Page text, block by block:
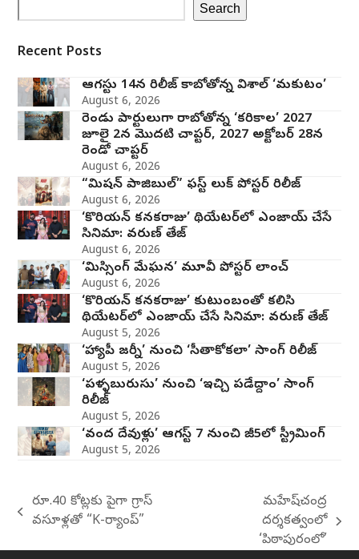
Search
Recent Posts
ఆగస్టు 14న రిలీజ్ కాబోతోన్న విశాల్ ‘మకుటం’
August 6, 2026
రెండు పార్టులుగా రాబోతోన్న ‘కరికాల’ 2027
జూలై 2న మొదటి చాప్టర్‌, 2027 అక్టోబర్ 28న
రెండో చాప్టర్
August 6, 2026
“మిషన్ పాజిబుల్” ఫస్ట్ లుక్ పోస్టర్ రిలీజ్
August 6, 2026
‘కొరియన్ కనకరాజు’ థియేటర్‌లో ఎంజాయ్ చేసే
సినిమా: వరుణ్ తేజ్
August 6, 2026
‘మిస్సింగ్ మేఘన’ మూవీ పోస్టర్ లాంచ్
August 6, 2026
‘కొరియన్ కనకరాజు’ కుటుంబంతో కలిసి
థియేటర్‌లో ఎంజాయ్ చేసే సినిమా: వరుణ్ తేజ్
August 5, 2026
‘హ్యాపీ జర్నీ’ నుంచి ‘సీతాకోకలా’ సాంగ్ రిలీజ్
August 5, 2026
‘పళ్ళబురుసు’ నుంచి ‘ఇచ్చి పడేద్దాం’ సాంగ్
రిలీజ్
August 5, 2026
‘వంద దేవుళ్లు’ ఆగస్ట్ 7 నుంచి జీ5లో స్ట్రీమింగ్
August 5, 2026
previous
రూ.40 కోట్లకు పైగా గ్రాస్
వసూళ్లతో “K-ర్యాంప్”
post:
మహేష్‌చంద్ర
దర్శకత్వంలో
‘పిఠాపురంలో’